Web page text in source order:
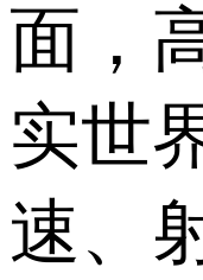
面，
实世
速、